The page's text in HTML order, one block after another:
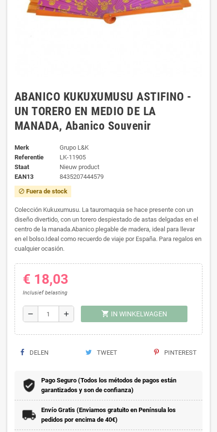
ABANICO KUKUXUMUSU ASTIFINO -
UN TORERO EN MEDIO DE LA
MANADA, Abanico Souvenir
Merk
Grupo L&K
Referentie
LK-11905
Staat
Nieuw product
EAN13
8435207444579
block Fuera de stock
Colección Kukuxumusu. La tauromaquia se hace presente con un
diseño divertido, con un torero despiestado de astas delgadas en el
centro de la manada.Abanico plegable de madera, ideal para llevar
en el bolso.Ideal como recuerdo de viaje por España. Para regalos en
cualquier ocasión.
€ 18,03
Inclusief belasting
remove add shopping_cart IN WINKELWAGEN
DELEN TWEET PINTEREST
Pago Seguro (Todos los métodos de pagos están
garantizados y son de confianza)
Envío Gratis (Enviamos gratuito en Península los
pedidos por encima de 40€)